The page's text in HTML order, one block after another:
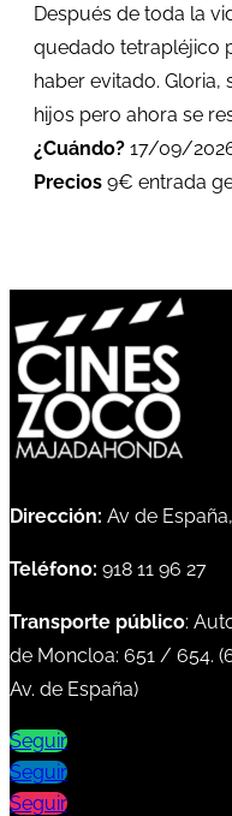
Después de toda la
quedado tetrapléjico
haber evitado. Gloria,
hijos pero ahora se
¿Cuándo? 17/09/
Precios 9€ entrada
Dirección: Av de
Teléfono: 918 11 96 27
Transporte público:
de Moncloa: 651 / 654. (
Av. de España)
Seguir
Seguir
Seguir